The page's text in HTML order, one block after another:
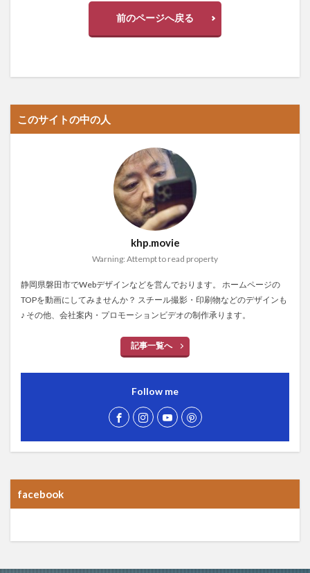
前のページへ戻る
このサイトの中の人
khp.movie
Warning: Attempt to read property
静岡県磐田市でWebデザインなどを営んでおります。 ホームページの
TOPを動画にしてみませんか？ スチール撮影・印刷物などのデザインも
♪ その他、会社案内・プロモーションビデオの制作承ります。
記事一覧へ
Follow me
facebook